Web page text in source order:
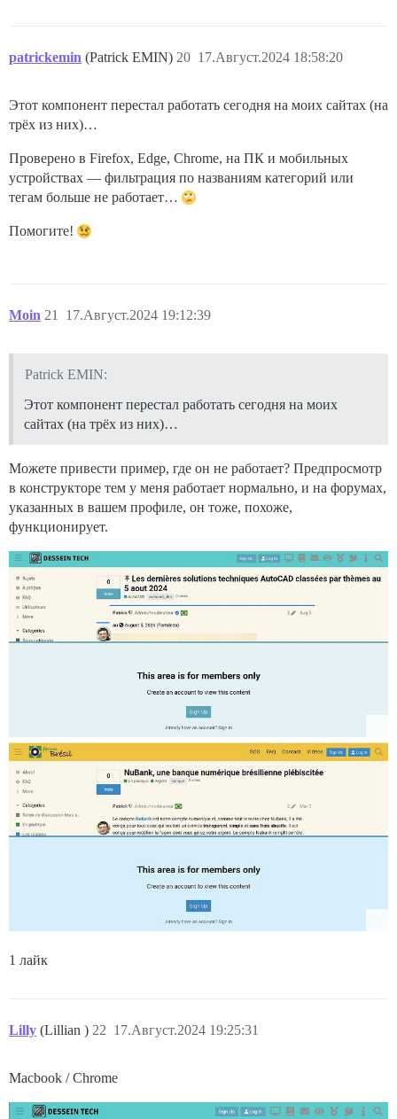
patrickemin (Patrick EMIN) 17.Август.2024 18:58:20
20
Этот компонент перестал работать сегодня на моих сайтах (на
трёх из них)…
Проверено в Firefox, Edge, Chrome, на ПК и мобильных
устройствах — фильтрация по названиям категорий или
тегам больше не работает…
Помогите!
Moin 17.Август.2024 19:12:39
21
Patrick EMIN:
Этот компонент перестал работать сегодня на моих
сайтах (на трёх из них)…
Можете привести пример, где он не работает? Предпросмотр
в конструкторе тем у меня работает нормально, и на форумах,
указанных в вашем профиле, он тоже, похоже,
функционирует.
1 лайк
Lilly (Lillian ) 17.Август.2024 19:25:31
22
Macbook / Chrome